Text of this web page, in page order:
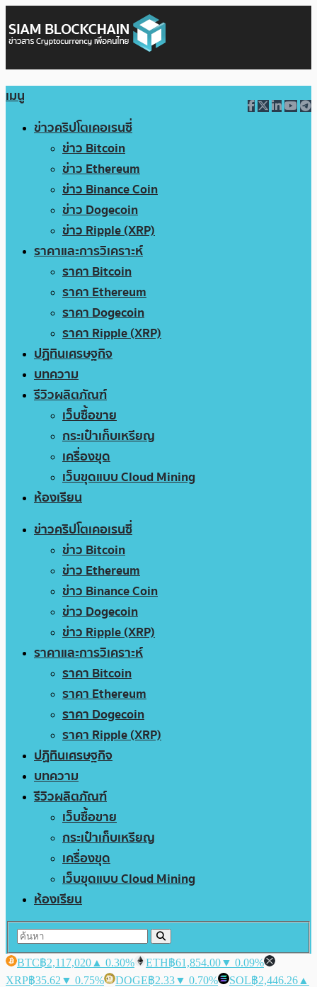
เมนู
ข่าวคริปโตเคอเรนซี่
ข่าว Bitcoin
ข่าว Ethereum
ข่าว Binance Coin
ข่าว Dogecoin
ข่าว Ripple (XRP)
ราคาและการวิเคราะห์
ราคา Bitcoin
ราคา Ethereum
ราคา Dogecoin
ราคา Ripple (XRP)
ปฏิทินเศรษฐกิจ
บทความ
รีวิวผลิตภัณฑ์
เว็บซื้อขาย
กระเป๋าเก็บเหรียญ
เครื่องขุด
เว็บขุดแบบ Cloud Mining
ห้องเรียน
ข่าวคริปโตเคอเรนซี่
ข่าว Bitcoin
ข่าว Ethereum
ข่าว Binance Coin
ข่าว Dogecoin
ข่าว Ripple (XRP)
ราคาและการวิเคราะห์
ราคา Bitcoin
ราคา Ethereum
ราคา Dogecoin
ราคา Ripple (XRP)
ปฏิทินเศรษฐกิจ
บทความ
รีวิวผลิตภัณฑ์
เว็บซื้อขาย
กระเป๋าเก็บเหรียญ
เครื่องขุด
เว็บขุดแบบ Cloud Mining
ห้องเรียน
BTC฿2,117,020 ▲ 0.30% ETH฿61,854.00▼ 0.09%
XRP฿35.62 ▼ 0.75% DOGE฿2.33▼ 0.70% SOL฿2,446.26 ▲